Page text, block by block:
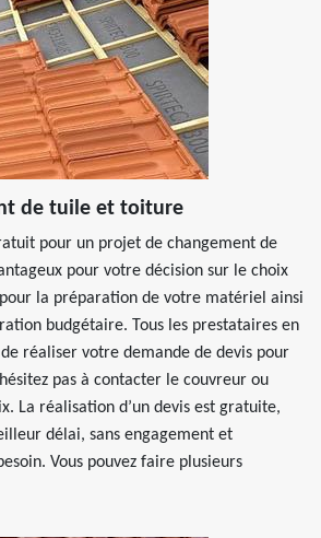
de tuile et toiture
pour un projet de changement de
pour votre décision sur le choix
la préparation de votre matériel ainsi
budgétaire. Tous les prestataires en
réaliser votre demande de devis pour
pas à contacter le couvreur ou
La réalisation d’un devis est gratuite,
délai, sans engagement et
Vous pouvez faire plusieurs